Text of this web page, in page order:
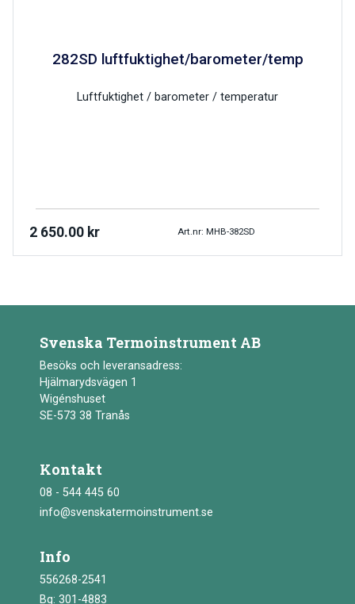
282SD luftfuktighet/barometer/temp
Luftfuktighet / barometer / temperatur
2 650.00 kr Art.nr: MHB-382SD
Svenska Termoinstrument AB
Besöks och leveransadress:
Hjälmarydsvägen 1
Wigénshuset
SE-573 38 Tranås
Kontakt
08 - 544 445 60
info@svenskatermoinstrument.se
Info
556268-2541
Bg: 301-4883